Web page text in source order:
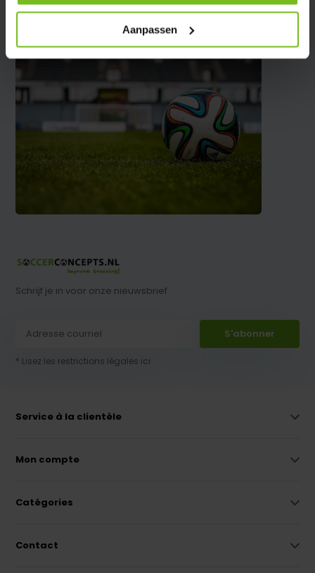
Aanpassen
Schrijf je in voor onze nieuwsbrief
S'abonner
* Lisez les restrictions légales ici
Service à la clientèle
Mon compte
Catégories
Contact